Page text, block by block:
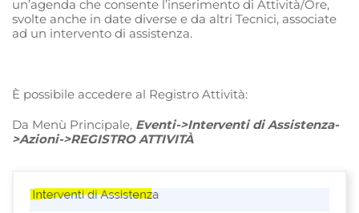
un’agenda che consente l’inserimento di Attività/Ore,
svolte anche in date diverse e da altri Tecnici, associate
ad un intervento di assistenza.
È possibile accedere al Registro Attività:
Da Menù Principale, Eventi->Interventi di Assistenza-
>Azioni->REGISTRO ATTIVITÀ